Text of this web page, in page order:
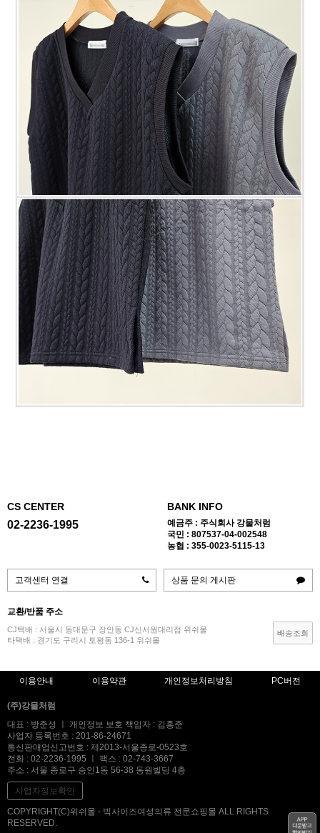
CS CENTER
02-2236-1995
BANK INFO
예금주 : 주식회사 강물처럼
국민 : 807537-04-002548
농협 : 355-0023-5115-13
고객센터 연결 상품 문의 게시판
교환/반품 주소
CJ택배 : 서울시 동대문구 장안동 CJ신서원대리점 위쉬몰
타택배 : 경기도 구리시 토평동 136-1 위쉬몰
배송조회
이용안내 이용약관 개인정보처리방침 PC버전
(주)강물처럼
대표 : 방준성 ㅣ 개인정보 보호 책임자 : 김홍준
사업자 등록번호 : 201-86-24671
통신판매업신고번호 : 제2013-서울종로-0523호
전화 : 02-2236-1995 ㅣ 팩스 : 02-743-3667
주소 : 서울 종로구 숭인1동 56-38 동원빌딩 4층
사업자정보확인
COPYRIGHT(C)위쉬몰 - 빅사이즈여성의류 전문쇼핑몰 ALL RIGHTS
RESERVED.